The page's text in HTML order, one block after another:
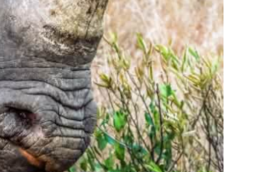
Lutte contre les
incendies de forêt et
prévention
Collecte de fonds